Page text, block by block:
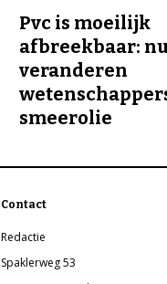
Pvc is moeilijk
afbreekbaar:
veranderen
smeerolie
Contact
Redactie
Spaklerweg 53